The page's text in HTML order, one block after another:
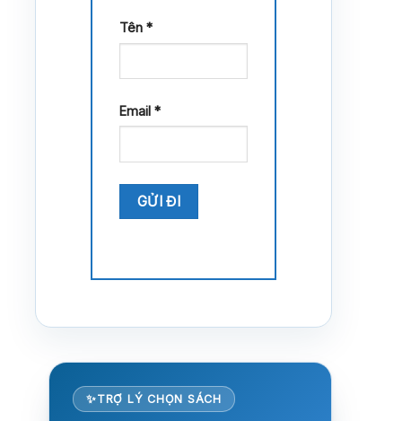
Tên *
Email *
TRỢ LÝ CHỌN SÁCH